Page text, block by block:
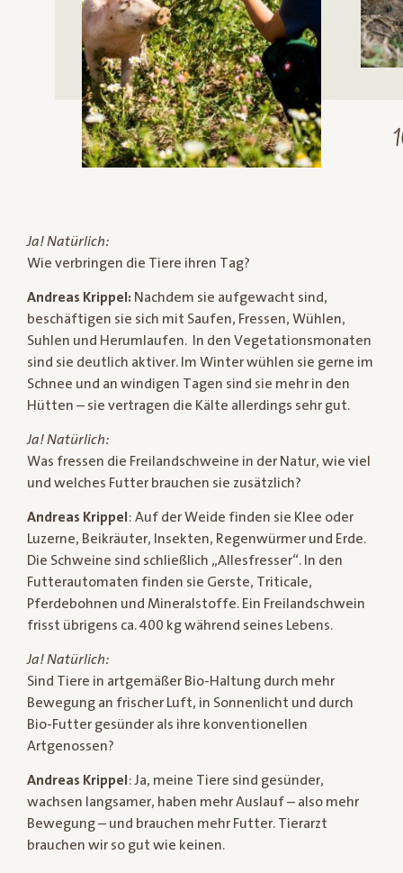
Ja! Natürlich:
Wie verbringen die Tiere ihren Tag?
Andreas Krippel: Nachdem sie aufgewacht sind,
beschäftigen sie sich mit Saufen, Fressen, Wühlen,
Suhlen und Herumlaufen. In den Vegetationsmonaten
sind sie deutlich aktiver. Im Winter wühlen sie gerne im
Schnee und an windigen Tagen sind sie mehr in den
Hütten – sie vertragen die Kälte allerdings sehr gut.
Ja! Natürlich:
Was fressen die Freilandschweine in der Natur, wie viel
und welches Futter brauchen sie zusätzlich?
Andreas Krippel: Auf der Weide finden sie Klee oder
Luzerne, Beikräuter, Insekten, Regenwürmer und Erde.
Die Schweine sind schließlich „Allesfresser“. In den
Futterautomaten finden sie Gerste, Triticale,
Pferdebohnen und Mineralstoffe. Ein Freilandschwein
frisst übrigens ca. 400 kg während seines Lebens.
Ja! Natürlich:
Sind Tiere in artgemäßer Bio-Haltung durch mehr
Bewegung an frischer Luft, in Sonnenlicht und durch
Bio-Futter gesünder als ihre konventionellen
Artgenossen?
Andreas Krippel: Ja, meine Tiere sind gesünder,
wachsen langsamer, haben mehr Auslauf – also mehr
Bewegung – und brauchen mehr Futter. Tierarzt
brauchen wir so gut wie keinen.